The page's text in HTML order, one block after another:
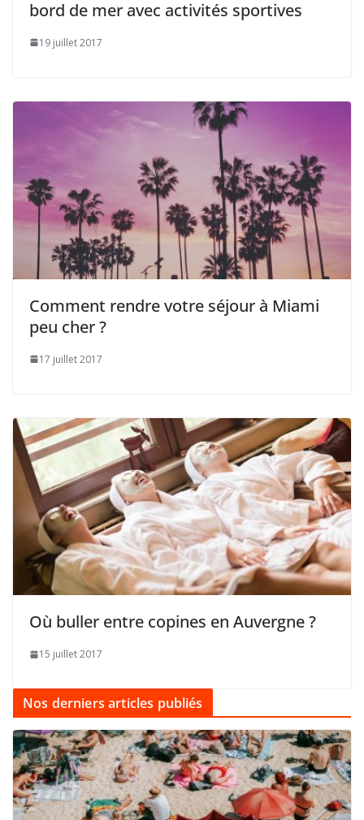
bord de mer avec activités sportives
19 juillet 2017
Comment rendre votre séjour à Miami
peu cher ?
17 juillet 2017
Où buller entre copines en Auvergne ?
15 juillet 2017
Nos derniers articles publiés